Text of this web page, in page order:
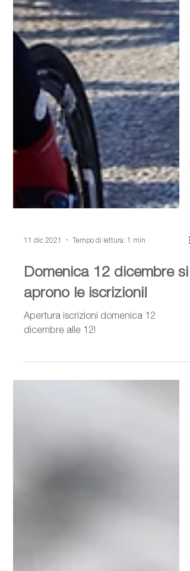
11 dic 2021 Tempo di lettura: 1 min
Domenica 12 dicembre si
aprono le iscrizioni!